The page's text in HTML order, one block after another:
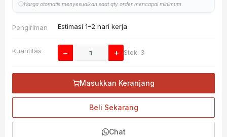
Harga otomatis menyesuaikan saat qty order mencapai minimum.
Pengiriman Estimasi 1–2 hari kerja
Kuantitas − + Stok: 3
Masukkan Keranjang
Beli Sekarang
Chat